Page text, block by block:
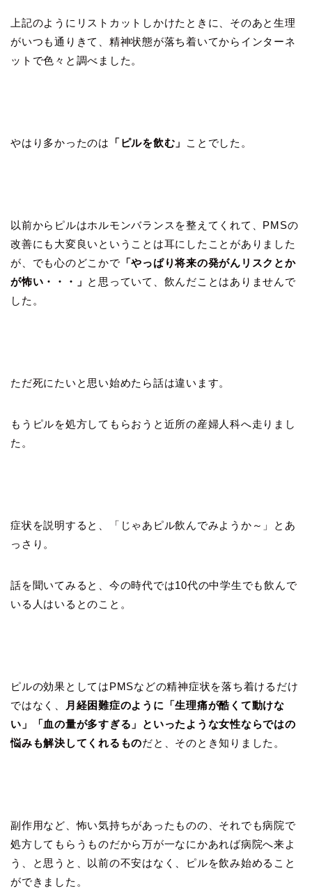
上記のようにリストカットしかけたときに、そのあと生理
がいつも通りきて、精神状態が落ち着いてからインターネ
ットで色々と調べました。
やはり多かったのは 「ピルを飲む」 ことでした。
以前からピルはホルモンバランスを整えてくれて、PMSの
改善にも大変良いということは耳にしたことがありました
が、でも心のどこかで 「やっぱり将来の発がんリスクとか
が怖い・・・」 と思っていて、飲んだことはありませんで
した。
ただ死にたいと思い始めたら話は違います。
もうピルを処方してもらおうと近所の産婦人科へ走りまし
た。
症状を説明すると、「じゃあピル飲んでみようか～」とあ
っさり。
話を聞いてみると、今の時代では10代の中学生でも飲んで
いる人はいるとのこと。
ピルの効果としてはPMSなどの精神症状を落ち着けるだけ
ではなく、
月経困難症のように「生理痛が酷くて動けな
い」「血の量が多すぎる」といったような女性ならではの
悩みも解決してくれるものだと、そのとき知りました。
副作用など、怖い気持ちがあったものの、それでも病院で
処方してもらうものだから万が一なにかあれば病院へ来よ
う、と思うと、以前の不安はなく、ピルを飲み始めること
ができました。